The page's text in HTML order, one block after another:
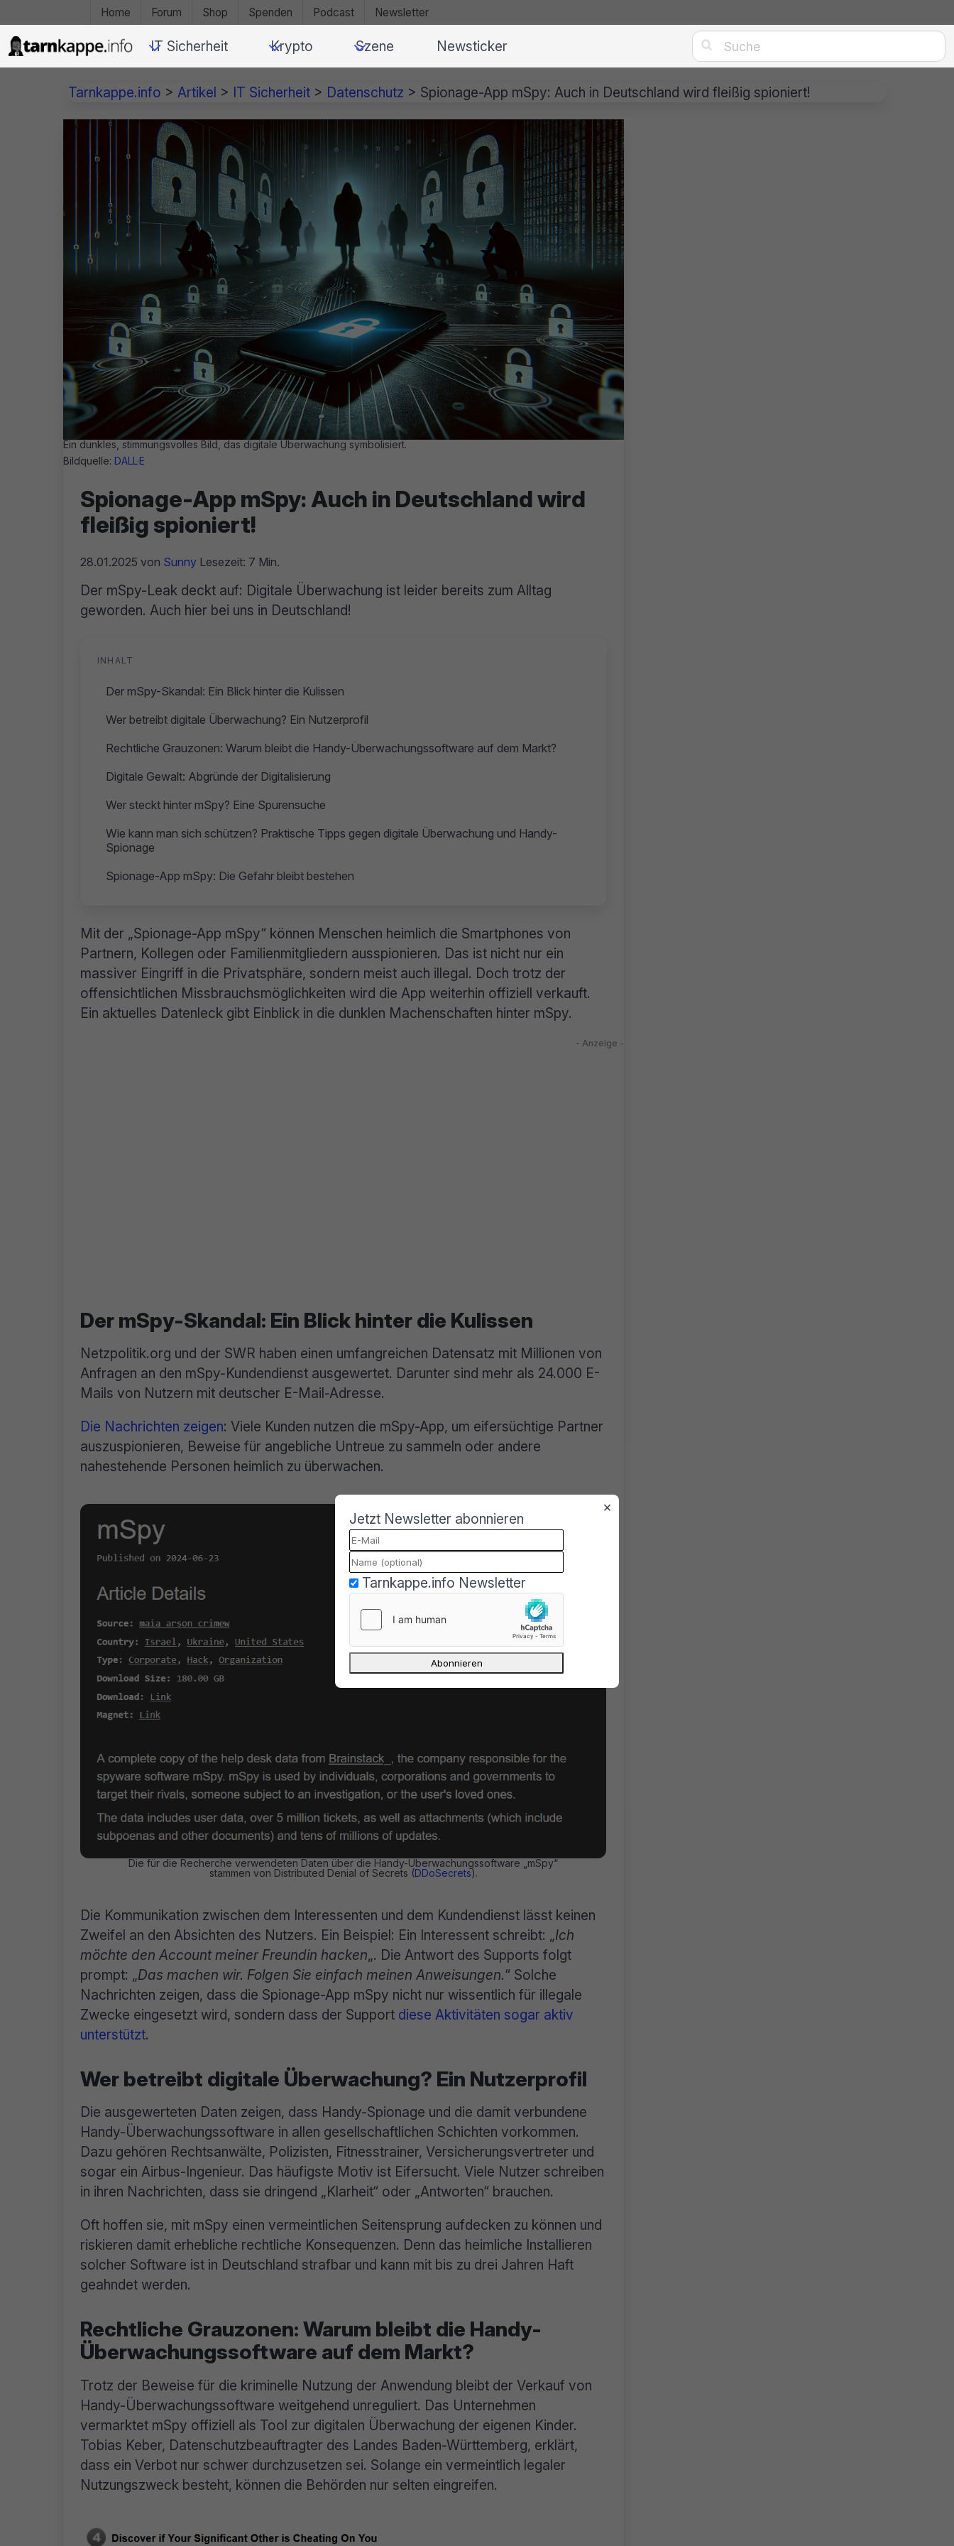
Home Forum Shop Spenden Podcast Newsletter
IT Sicherheit Krypto Szene Newsticker 
Tarnkappe.info > Artikel > IT Sicherheit > Datenschutz > Spionage-App mSpy: Auch in Deutschland wird fleißig spioniert!
Ein dunkles, stimmungsvolles Bild, das digitale Überwachung symbolisiert.
Bildquelle: DALL·E
Spionage-App mSpy: Auch in Deutschland wird
fleißig spioniert!
28.01.2025 von Sunny Lesezeit: 7 Min.
Der mSpy-Leak deckt auf: Digitale Überwachung ist leider bereits zum Alltag
geworden. Auch hier bei uns in Deutschland!
INHALT
Der mSpy-Skandal: Ein Blick hinter die Kulissen
Wer betreibt digitale Überwachung? Ein Nutzerprofil
Rechtliche Grauzonen: Warum bleibt die Handy-Überwachungssoftware auf dem Markt?
Digitale Gewalt: Abgründe der Digitalisierung
Wer steckt hinter mSpy? Eine Spurensuche
Wie kann man sich schützen? Praktische Tipps gegen digitale Überwachung und Handy-
Spionage
Spionage-App mSpy: Die Gefahr bleibt bestehen
Mit der „Spionage-App mSpy“ können Menschen heimlich die Smartphones von
Partnern, Kollegen oder Familienmitgliedern ausspionieren. Das ist nicht nur ein
massiver Eingriff in die Privatsphäre, sondern meist auch illegal. Doch trotz der
offensichtlichen Missbrauchsmöglichkeiten wird die App weiterhin offiziell verkauft.
Ein aktuelles Datenleck gibt Einblick in die dunklen Machenschaften hinter mSpy.
Der mSpy-Skandal: Ein Blick hinter die Kulissen
Netzpolitik.org und der SWR haben einen umfangreichen Datensatz mit Millionen von
Anfragen an den mSpy-Kundendienst ausgewertet. Darunter sind mehr als 24.000 E-
Mails von Nutzern mit deutscher E-Mail-Adresse.
Die Nachrichten zeigen: Viele Kunden nutzen die mSpy-App, um eifersüchtige Partner
auszuspionieren, Beweise für angebliche Untreue zu sammeln oder andere
nahestehende Personen heimlich zu überwachen.
Die für die Recherche verwendeten Daten über die Handy-Überwachungssoftware „mSpy“
stammen von Distributed Denial of Secrets (DDoSecrets).
Die Kommunikation zwischen dem Interessenten und dem Kundendienst lässt keinen
Zweifel an den Absichten des Nutzers. Ein Beispiel: Ein Interessent schreibt: „Ich
möchte den Account meiner Freundin hacken„. Die Antwort des Supports folgt
prompt: „Das machen wir. Folgen Sie einfach meinen Anweisungen.“ Solche
Nachrichten zeigen, dass die Spionage-App mSpy nicht nur wissentlich für illegale
Zwecke eingesetzt wird, sondern dass der Support diese Aktivitäten sogar aktiv
unterstützt.
Wer betreibt digitale Überwachung? Ein Nutzerprofil
Die ausgewerteten Daten zeigen, dass Handy-Spionage und die damit verbundene
Handy-Überwachungssoftware in allen gesellschaftlichen Schichten vorkommen.
Dazu gehören Rechtsanwälte, Polizisten, Fitnesstrainer, Versicherungsvertreter und
sogar ein Airbus-Ingenieur. Das häufigste Motiv ist Eifersucht. Viele Nutzer schreiben
in ihren Nachrichten, dass sie dringend „Klarheit“ oder „Antworten“ brauchen.
Oft hoffen sie, mit mSpy einen vermeintlichen Seitensprung aufdecken zu können und
riskieren damit erhebliche rechtliche Konsequenzen. Denn das heimliche Installieren
solcher Software ist in Deutschland strafbar und kann mit bis zu drei Jahren Haft
geahndet werden.
Rechtliche Grauzonen: Warum bleibt die Handy-
Überwachungssoftware auf dem Markt?
Trotz der Beweise für die kriminelle Nutzung der Anwendung bleibt der Verkauf von
Handy-Überwachungssoftware weitgehend unreguliert. Das Unternehmen
vermarktet mSpy offiziell als Tool zur digitalen Überwachung der eigenen Kinder.
Tobias Keber, Datenschutzbeauftragter des Landes Baden-Württemberg, erklärt,
dass ein Verbot nur schwer durchzusetzen sei. Solange ein vermeintlich legaler
Nutzungszweck besteht, können die Behörden nur selten eingreifen.
×
Jetzt Newsletter abonnieren
Tarnkappe.info Newsletter